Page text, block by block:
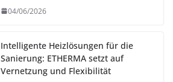
04/06/2026
Intelligente Heizlösungen für die
Sanierung: ETHERMA setzt auf
Vernetzung und Flexibilität